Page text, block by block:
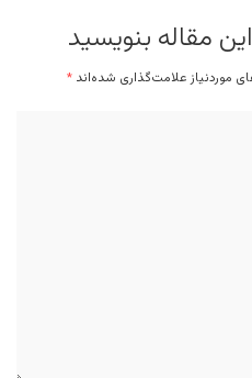
مقاله بنویسید
موردنیاز علامت‌گذاری شده‌اند *